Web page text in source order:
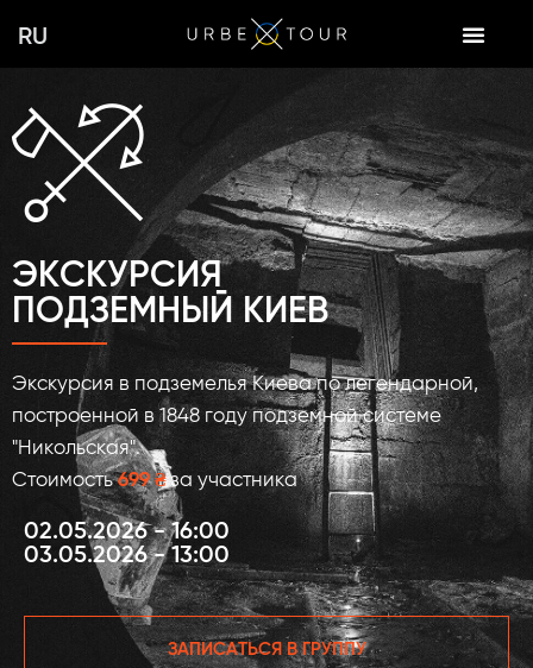
RU
ЭКСКУРСИЯ
ПОДЗЕМНЫЙ КИЕВ
Экскурсия в подземелья Киева по легендарной,
построенной в 1848 году подземной системе
"Никольская".
Стоимость699 ₴за участника
02.05.2026 - 16:00
03.05.2026 - 13:00
ЗАПИСАТЬСЯ В ГРУППУ